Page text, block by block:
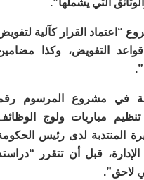
يشملها”.
القرار كآلية لتفويض
وكذا مضامين
المرسوم رقم
مباريات ولوج الوظائف
لدى رئيس الحكومة
قبل أن تتقرر “دراسته